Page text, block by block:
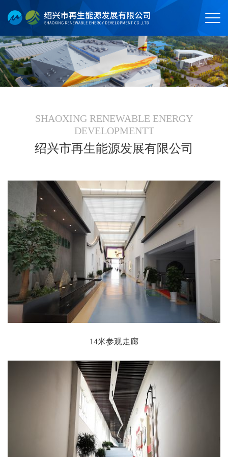
SHAOXING RENEWABLE ENERGY
DEVELOPMENTT
绍兴市再生能源发展有限公司
14米参观走廊